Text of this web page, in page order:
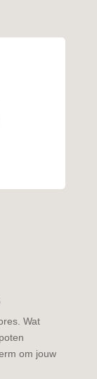
Wat
om jouw